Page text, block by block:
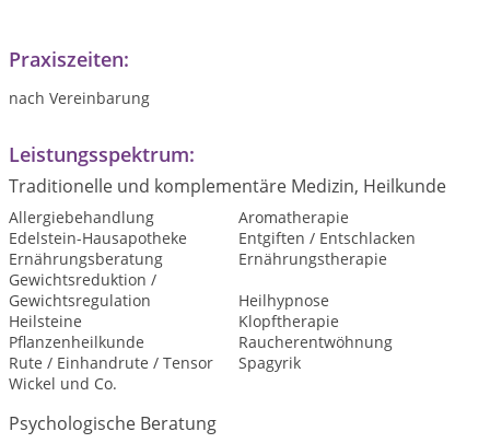
Praxiszeiten:
nach Vereinbarung
Leistungsspektrum:
Traditionelle und komplementäre Medizin, Heilkunde
Allergiebehandlung
Aromatherapie
Edelstein-Hausapotheke
Entgiften / Entschlacken
Ernährungsberatung
Ernährungstherapie
Gewichtsreduktion /
Gewichtsregulation
Heilhypnose
Heilsteine
Klopftherapie
Pflanzenheilkunde
Raucherentwöhnung
Rute / Einhandrute / Tensor
Spagyrik
Wickel und Co.
Psychologische Beratung